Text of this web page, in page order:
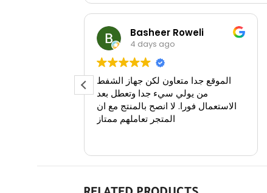
Basheer Roweli
4 days ago
الموقع جدا متعاون لكن جهاز الشفط
من يولي سيء جدا وتعطل بعد
الاستعمال فورا. لا انصح بالمنتج مع ان
المتجر تعاملهم ممتاز